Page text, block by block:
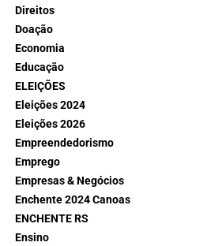
Direitos
Doação
Economia
Educação
ELEIÇÕES
Eleições 2024
Eleições 2026
Empreendedorismo
Emprego
Empresas & Negócios
Enchente 2024 Canoas
ENCHENTE RS
Ensino